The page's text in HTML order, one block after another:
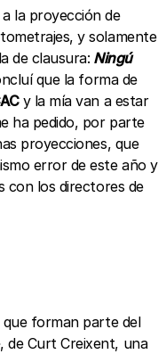
la proyección de
y solamente
de clausura: Ningú
que la forma de
y la mía van a estar
ha pedido, por parte
proyecciones, que
error de este año y
con los directores de
forman parte del
de Curt Creixent, una